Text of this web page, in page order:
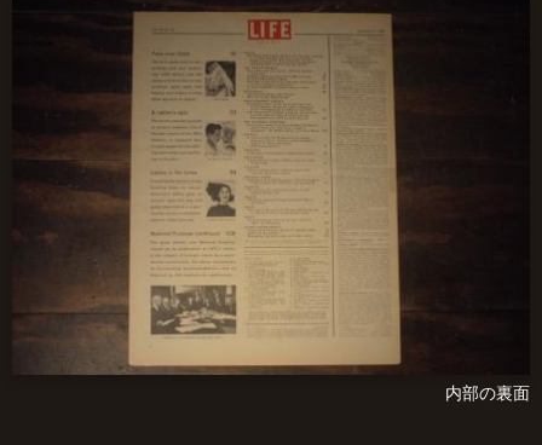
内部の裏面